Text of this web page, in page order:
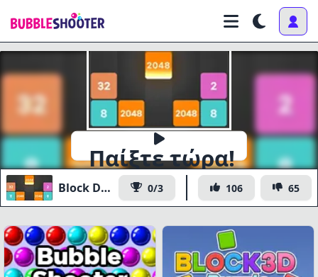
Παίξτε τώρα!
Block Dropping Merge 0/3 106 65